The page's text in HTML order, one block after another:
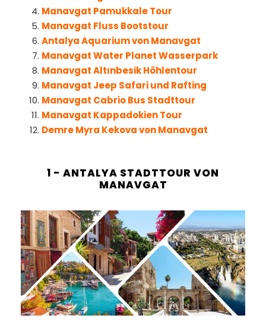
Manavgat Pamukkale Tour
Manavgat Fluss Bootstour
Antalya Aquarium von Manavgat
Manavgat Water Planet Wasserpark
Manavgat Altınbesik Höhlentour
Manavgat Jeep Safari und Rafting
Manavgat Cabrio Bus Stadttour
Manavgat Kappadokien Tour
Demre Myra Kekova von Manavgat
1 - ANTALYA STADTTOUR VON
MANAVGAT